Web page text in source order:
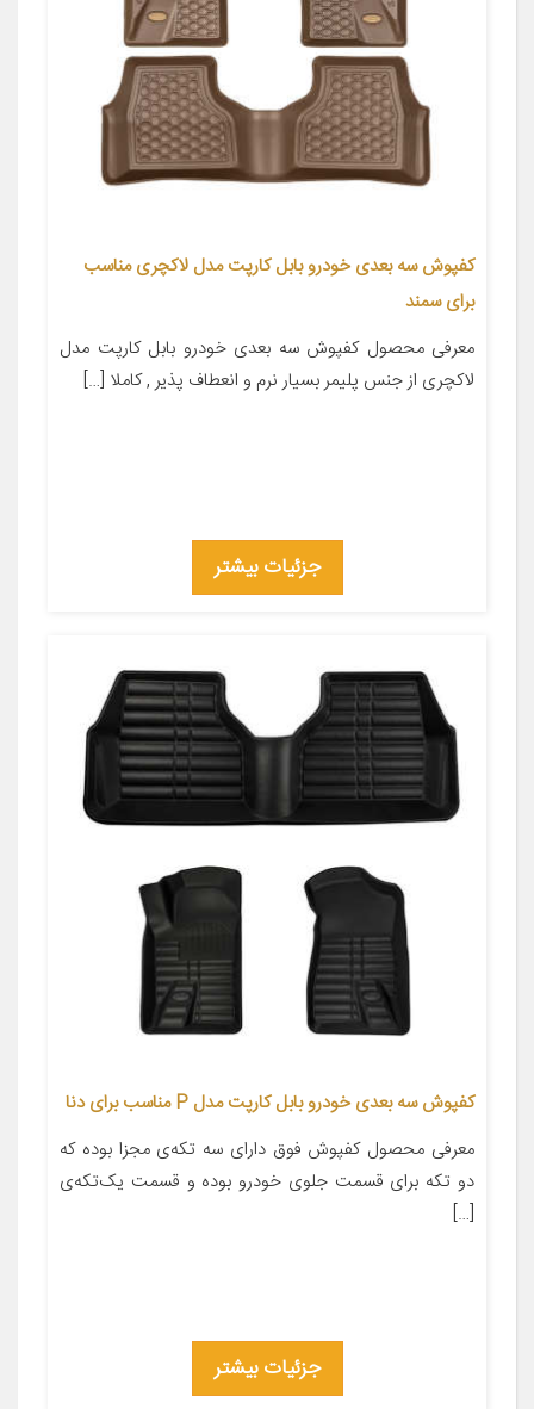
کفپوش سه بعدی خودرو بابل کارپت مدل لاکچری مناسب
برای سمند
معرفی محصول کفپوش سه بعدی خودرو بابل کارپت مدل
لاکچری از جنس پلیمر بسیار نرم و انعطاف پذیر , کاملا […]
جزئیات بیشتر
کفپوش سه بعدی خودرو بابل کارپت مدل P مناسب برای دنا
معرفی محصول کفپوش فوق دارای سه تکه‌ی مجزا بوده که
دو تکه برای قسمت جلوی خودرو بوده و قسمت یک‌تکه‌ی
[…]
جزئیات بیشتر